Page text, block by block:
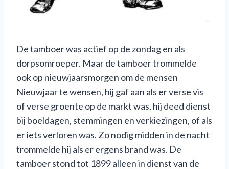
De tamboer was actief op de zondag en als
dorpsomroeper. Maar de tamboer trommelde
ook op nieuwjaarsmorgen om de mensen
Nieuwjaar te wensen, hij gaf aan als er verse vis
of verse groente op de markt was, hij deed dienst
bij boeldagen, stemmingen en verkiezingen, of als
er iets verloren was. Zo nodig midden in de nacht
trommelde hij als er ergens brand was. De
tamboer stond tot 1899 alleen in dienst van de